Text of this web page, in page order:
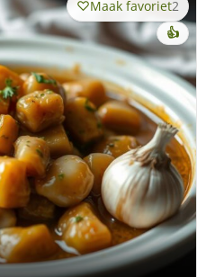
Maak favoriet2
👍